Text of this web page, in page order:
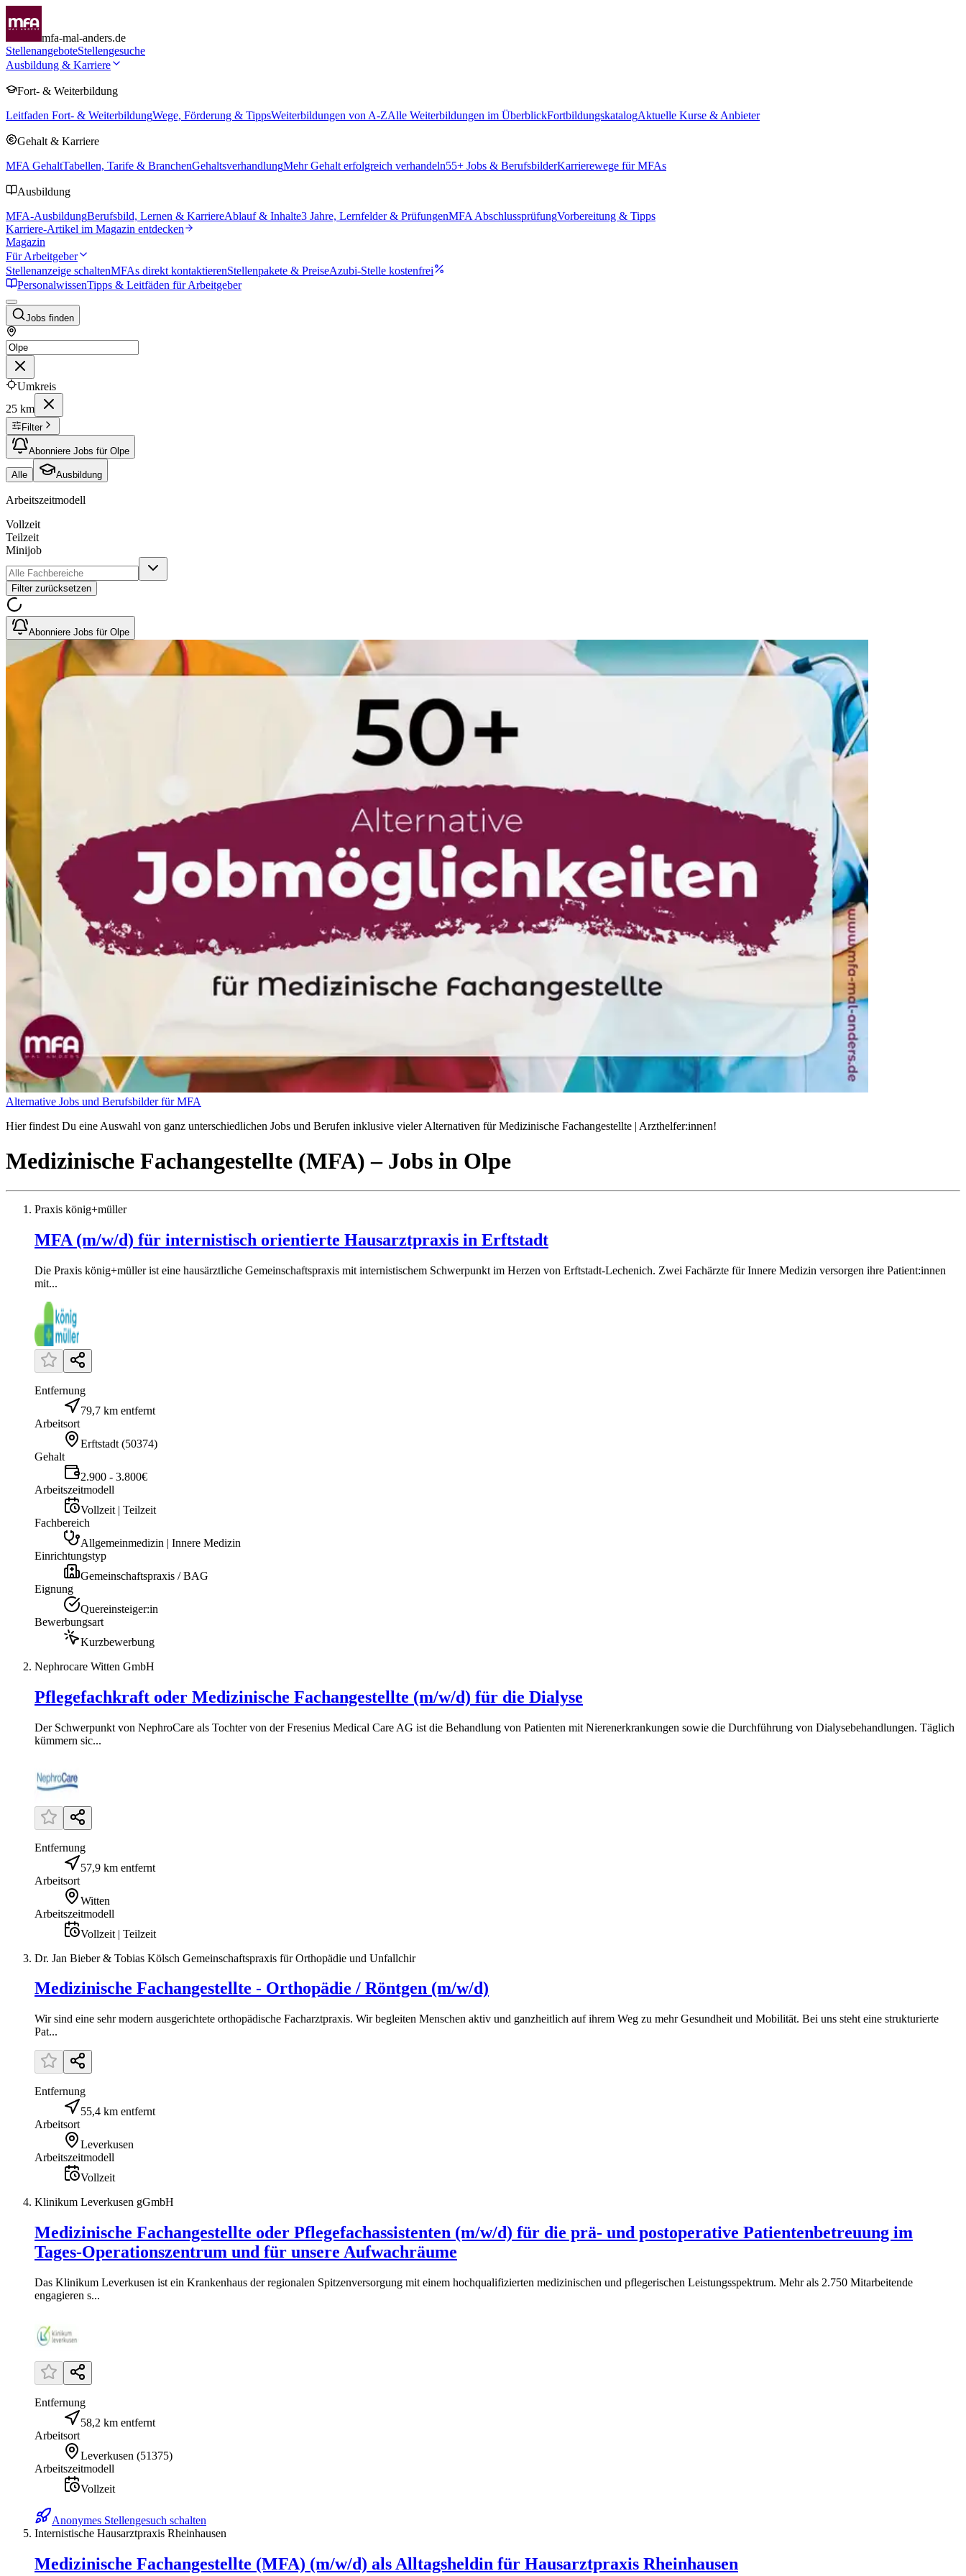
mfa-mal-anders.de
StellenangeboteStellengesuche
Ausbildung & Karriere
Fort- & Weiterbildung
Leitfaden Fort- & WeiterbildungWege, Förderung & TippsWeiterbildungen von A-ZAlle Weiterbildungen im ÜberblickFortbildungskatalogAktuelle Kurse & Anbieter
Gehalt & Karriere
MFA GehaltTabellen, Tarife & BranchenGehaltsverhandlungMehr Gehalt erfolgreich verhandeln55+ Jobs & BerufsbilderKarrierewege für MFAs
Ausbildung
MFA-AusbildungBerufsbild, Lernen & KarriereAblauf & Inhalte3 Jahre, Lernfelder & PrüfungenMFA AbschlussprüfungVorbereitung & Tipps
Karriere-Artikel im Magazin entdecken
Magazin
Für Arbeitgeber
Stellenanzeige schaltenMFAs direkt kontaktierenStellenpakete & PreiseAzubi-Stelle kostenfrei
PersonalwissenTipps & Leitfäden für Arbeitgeber
Jobs finden
Umkreis
25 km
Filter
Abonniere Jobs für Olpe
Alle Ausbildung
Arbeitszeitmodell
Vollzeit
Teilzeit
Minijob
Filter zurücksetzen
Abonniere Jobs für Olpe
Alternative Jobs und Berufsbilder für MFA
Hier findest Du eine Auswahl von ganz unterschiedlichen Jobs und Berufen inklusive vieler Alternativen für Medizinische Fachangestellte | Arzthelfer:innen!
Medizinische Fachangestellte (MFA) – Jobs in Olpe
Praxis könig+müller
MFA (m/w/d) für internistisch orientierte Hausarztpraxis in Erftstadt
Die Praxis könig+müller ist eine hausärztliche Gemeinschaftspraxis mit internistischem Schwerpunkt im Herzen von Erftstadt-Lechenich. Zwei Fachärzte für Innere Medizin versorgen ihre Patient:innen
mit...
Entfernung
79,7 km entfernt
Arbeitsort
Erftstadt (50374)
Gehalt
2.900 - 3.800€
Arbeitszeitmodell
Vollzeit | Teilzeit
Fachbereich
Allgemeinmedizin | Innere Medizin
Einrichtungstyp
Gemeinschaftspraxis / BAG
Eignung
Quereinsteiger:in
Bewerbungsart
Kurzbewerbung
Nephrocare Witten GmbH
Pflegefachkraft oder Medizinische Fachangestellte (m/w/d) für die Dialyse
Der Schwerpunkt von NephroCare als Tochter von der Fresenius Medical Care AG ist die Behandlung von Patienten mit Nierenerkrankungen sowie die Durchführung von Dialysebehandlungen. Täglich
kümmern sic...
Entfernung
57,9 km entfernt
Arbeitsort
Witten
Arbeitszeitmodell
Vollzeit | Teilzeit
Dr. Jan Bieber & Tobias Kölsch Gemeinschaftspraxis für Orthopädie und Unfallchir
Medizinische Fachangestellte - Orthopädie / Röntgen (m/w/d)
Wir sind eine sehr modern ausgerichtete orthopädische Facharztpraxis. Wir begleiten Menschen aktiv und ganzheitlich auf ihrem Weg zu mehr Gesundheit und Mobilität. Bei uns steht eine strukturierte
Pat...
Entfernung
55,4 km entfernt
Arbeitsort
Leverkusen
Arbeitszeitmodell
Vollzeit
Klinikum Leverkusen gGmbH
Medizinische Fachangestellte oder Pflegefachassistenten (m/w/d) für die prä- und postoperative Patientenbetreuung im
Tages-Operationszentrum und für unsere Aufwachräume
Das Klinikum Leverkusen ist ein Krankenhaus der regionalen Spitzenversorgung mit einem hochqualifizierten medizinischen und pflegerischen Leistungsspektrum. Mehr als 2.750 Mitarbeitende
engagieren s...
Entfernung
58,2 km entfernt
Arbeitsort
Leverkusen (51375)
Arbeitszeitmodell
Vollzeit
Anonymes Stellengesuch schalten
Internistische Hausarztpraxis Rheinhausen
Medizinische Fachangestellte (MFA) (m/w/d) als Alltagsheldin für Hausarztpraxis Rheinhausen